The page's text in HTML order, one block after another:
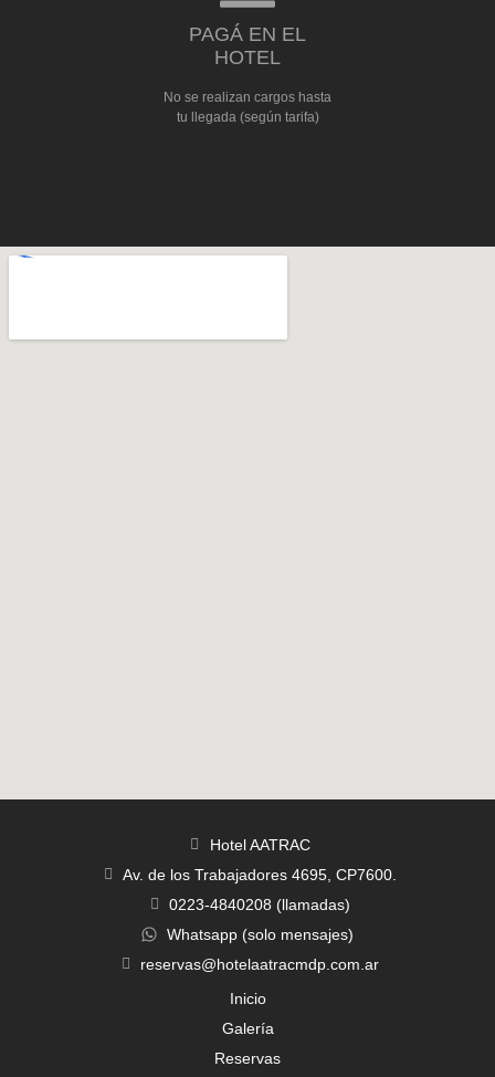
PAGÁ EN EL
HOTEL
No se realizan cargos hasta
tu llegada (según tarifa)
Hotel AATRAC
Av. de los Trabajadores 4695, CP7600.
0223-4840208 (llamadas)
Whatsapp (solo mensajes)
reservas@hotelaatracmdp.com.ar
Inicio
Galería
Reservas